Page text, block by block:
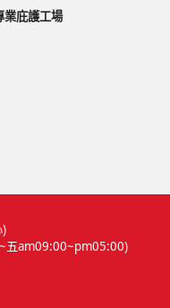
業庇護工場
五am09:00~pm05:00)